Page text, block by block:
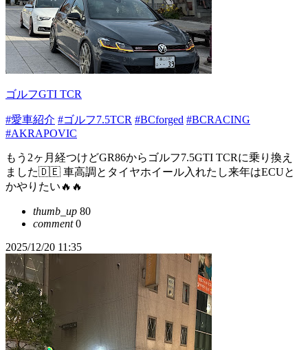
ゴルフGTI TCR
#愛車紹介 #ゴルフ7.5TCR #BCforged #BCRACING
#AKRAPOVIC
もう2ヶ月経つけどGR86からゴルフ7.5GTI TCRに乗り換え
ました🇩🇪 車高調とタイヤホイール入れたし来年はECUと
かやりたい🔥🔥
thumb_up 80
comment0
2025/12/20 11:35